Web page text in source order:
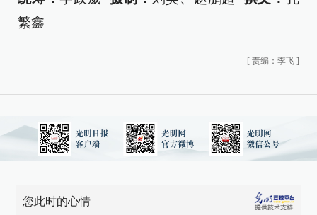
繁鑫
[ 责编：李飞 ]
您此时的心情